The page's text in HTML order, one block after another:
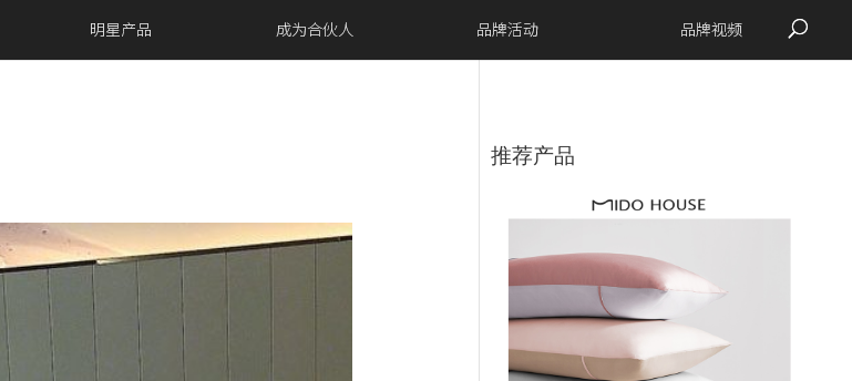
明星产品 成为合伙人 品牌活动 品牌视频
推荐产品